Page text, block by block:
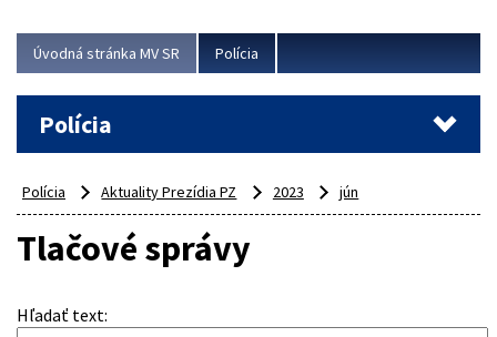
Úvodná stránka MV SR Polícia
Polícia
Polícia Aktuality Prezídia PZ 2023 jún
Tlačové správy
Hľadať text: